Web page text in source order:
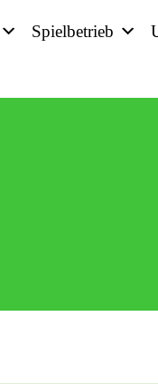
Spielbetrieb